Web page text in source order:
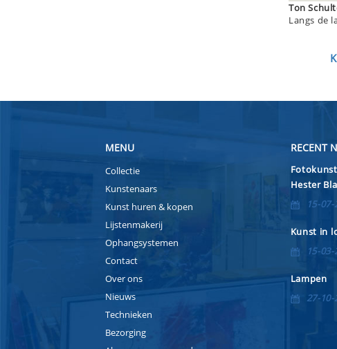
Ton
Langs de
MENU
Collectie
Kunstenaars
Kunst huren & kopen
Lijstenmakerij
Ophangsystemen
Contact
Over ons
Nieuws
Technieken
Bezorging
RECENT
Hester
15-
Kunst in
15-
Lampen
27-10-